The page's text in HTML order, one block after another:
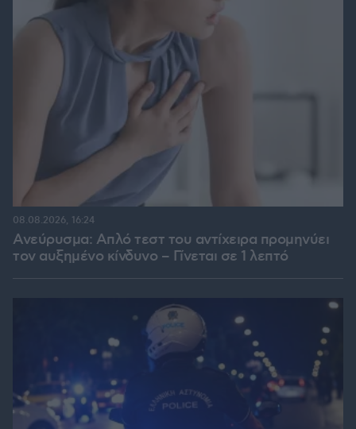
Ανεύρυσμα: Απλό τεστ του αντίχειρα προμηνύει
τον αυξημένο κίνδυνο – Γίνεται σε 1 λεπτό
08.08.2026, 16:24